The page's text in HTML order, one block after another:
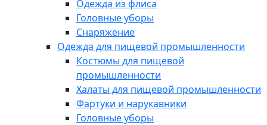
Одежда из флиса
Головные уборы
Снаряжение
Одежда для пищевой промышленности
Костюмы для пищевой
промышленности
Халаты для пищевой промышленности
Фартуки и нарукавники
Головные уборы